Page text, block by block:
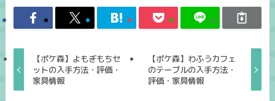
【ポケ森】よもぎもちセ
ットの入手方法・評価・
家具情報
【ポケ森】わふうカフェ
のテーブルの入手方法・
評価・家具情報